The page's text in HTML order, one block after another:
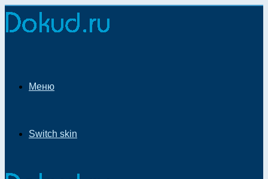
Меню
Switch skin